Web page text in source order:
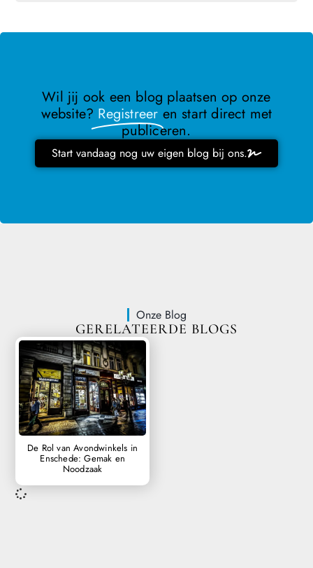
Wil jij ook een blog plaatsen op onze
website? Registreer en start direct met
publiceren.
Start vandaag nog uw eigen blog bij ons.
Onze Blog
GERELATEERDE BLOGS
De Rol van Avondwinkels in
Enschede: Gemak en
Noodzaak